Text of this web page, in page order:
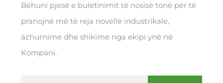
Bëhuni pjesë e buletinimit të nosisë tonë për të
pranojnë më të reja novellë industrikale,
azhurnime dhe shikime nga ekipi ynë në
Kompani.